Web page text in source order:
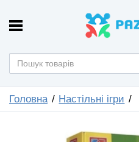
Головна Настільні ігри